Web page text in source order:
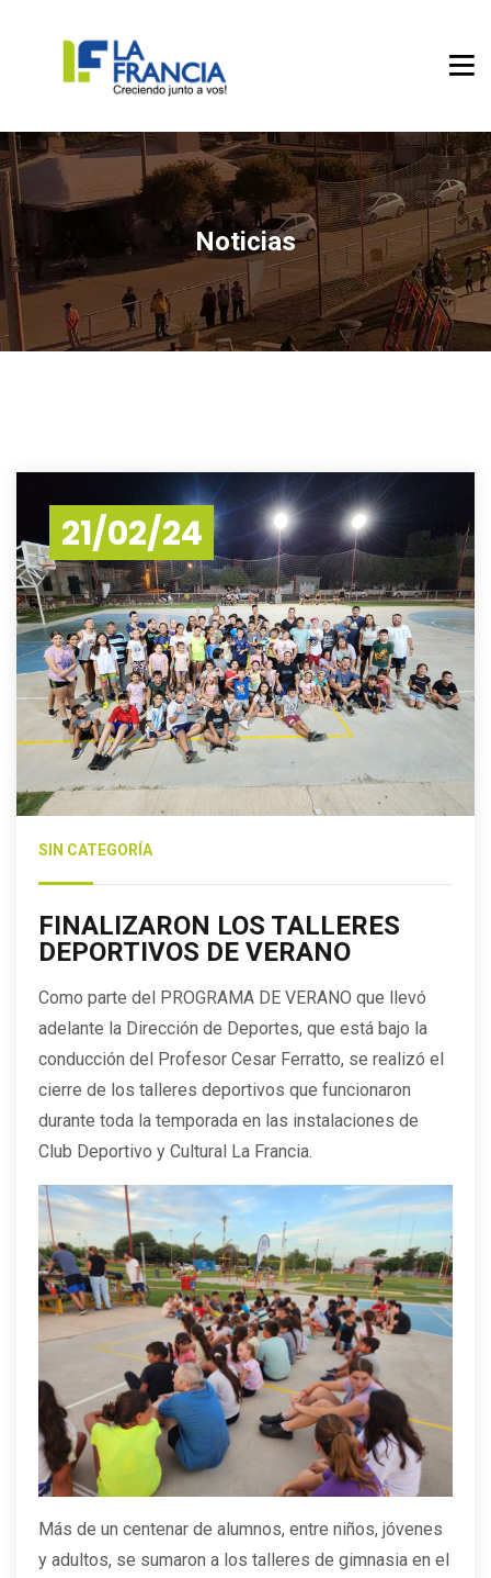
Noticias
21/02/24
SIN CATEGORÍA
FINALIZARON LOS TALLERES
DEPORTIVOS DE VERANO
Como parte del PROGRAMA DE VERANO que llevó
adelante la Dirección de Deportes, que está bajo la
conducción del Profesor Cesar Ferratto, se realizó el
cierre de los talleres deportivos que funcionaron
durante toda la temporada en las instalaciones de
Club Deportivo y Cultural La Francia.
Más de un centenar de alumnos, entre niños, jóvenes
y adultos, se sumaron a los talleres de gimnasia en el